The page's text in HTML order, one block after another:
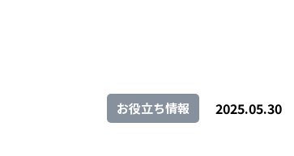
お役立ち情報 2025.05.30